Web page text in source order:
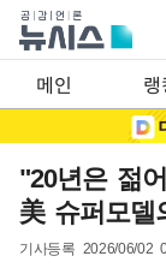
메인 랭
"20년은 젊
美 슈퍼모델
기사등록 2026/06/02